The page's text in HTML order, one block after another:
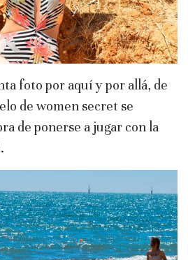
foto por aquí y por allá, de
de women secret se
de ponerse a jugar con la